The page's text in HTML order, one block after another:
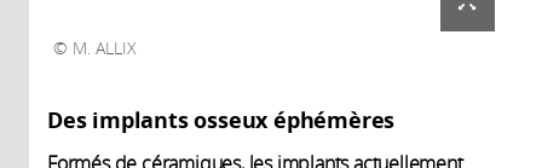
M. ALLIX
Des implants osseux éphémères